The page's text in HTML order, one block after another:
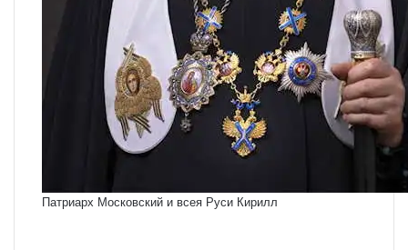
Патриарх Московский и всея Руси Кирилл